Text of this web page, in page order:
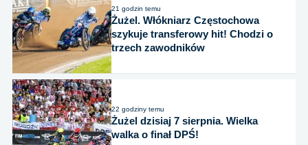
21 godzin temu
Żużel. Włókniarz Częstochowa
szykuje transferowy hit! Chodzi o
trzech zawodników
22 godziny temu
Żużel dzisiaj 7 sierpnia. Wielka
walka o finał DPŚ!